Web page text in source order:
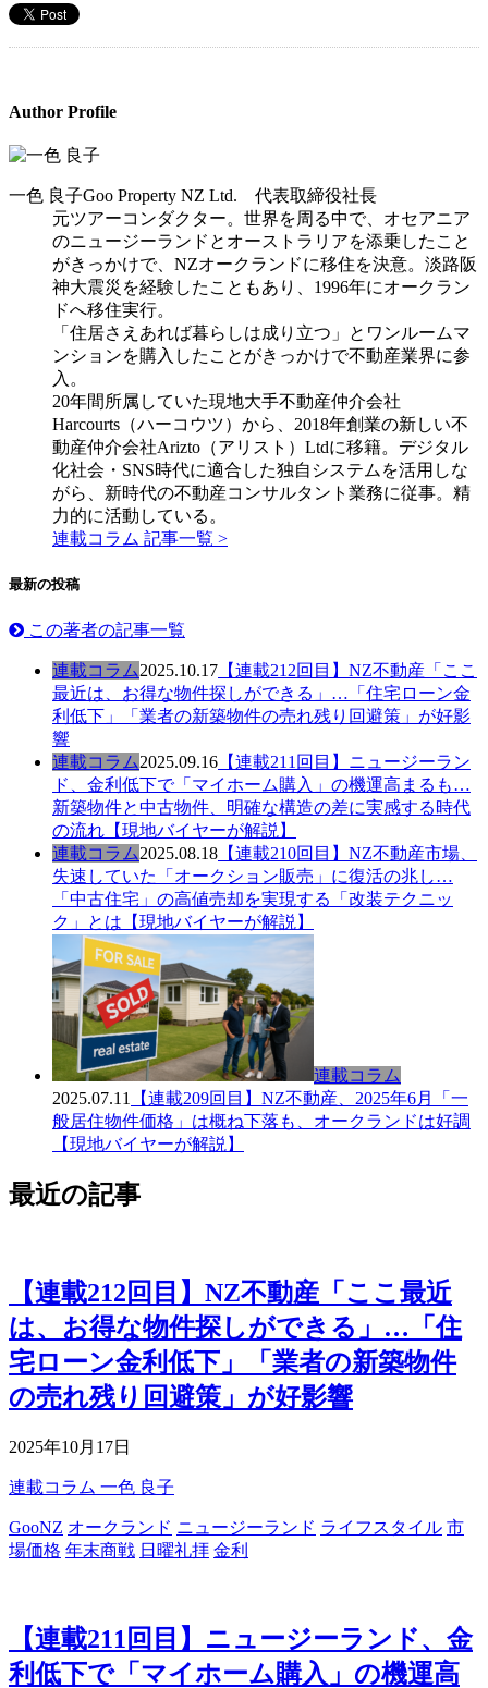
Author Profile
一色 良子Goo Property NZ Ltd. 代表取締役社長
元ツアーコンダクター。世界を周る中で、オセアニア
のニュージーランドとオーストラリアを添乗したこと
がきっかけで、NZオークランドに移住を決意。淡路阪
神大震災を経験したこともあり、1996年にオークラン
ドへ移住実行。
「住居さえあれば暮らしは成り立つ」とワンルームマ
ンションを購入したことがきっかけで不動産業界に参
入。
20年間所属していた現地大手不動産仲介会社
Harcourts（ハーコウツ）から、2018年創業の新しい不
動産仲介会社Arizto（アリスト）Ltdに移籍。デジタル
化社会・SNS時代に適合した独自システムを活用しな
がら、新時代の不動産コンサルタント業務に従事。精
力的に活動している。
連載コラム 記事一覧 >
最新の投稿
この著者の記事一覧
連載コラム2025.10.17 【連載212回目】NZ不動産「ここ
最近は、お得な物件探しができる」…「住宅ローン金
利低下」「業者の新築物件の売れ残り回避策」が好影
響
連載コラム2025.09.16 【連載211回目】ニュージーラン
ド、金利低下で「マイホーム購入」の機運高まるも…
新築物件と中古物件、明確な構造の差に実感する時代
の流れ【現地バイヤーが解説】
連載コラム2025.08.18 【連載210回目】NZ不動産市場、
失速していた「オークション販売」に復活の兆し…
「中古住宅」の高値売却を実現する「改装テクニッ
ク」とは【現地バイヤーが解説】
連載コラム
2025.07.11
【連載209回目】NZ不動産、2025年6月「一
般居住物件価格」は概ね下落も、オークランドは好調
【現地バイヤーが解説】
最近の記事
【連載212回目】NZ不動産「ここ最近
は、お得な物件探しができる」…「住
宅ローン金利低下」「業者の新築物件
の売れ残り回避策」が好影響
2025年10月17日
連載コラム 一色 良子
GooNZ オークランド ニュージーランド ライフスタイル 市
場価格 年末商戦 日曜礼拝 金利
【連載211回目】ニュージーランド、金
利低下で「マイホーム購入」の機運高